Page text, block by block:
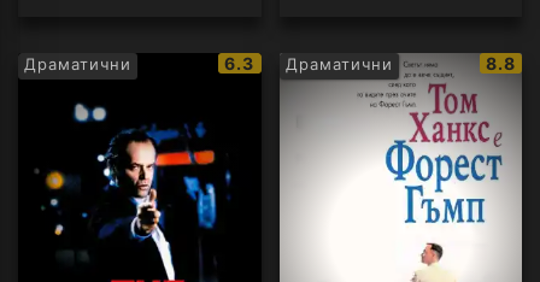
Драматични
IMDb
рейтинг:
6.3 Драматични
IMDb
8.8